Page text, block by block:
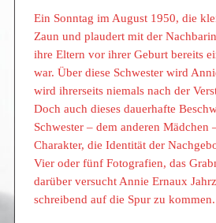
Ein Sonntag im August 1950, die
Zaun und plaudert mit der
ihre Eltern vor ihrer Geburt bereits
war. Über diese Schwester wird
wird ihrerseits niemals nach der
Doch auch dieses dauerhafte
Schwester – dem anderen
Charakter, die Identität der
Vier oder fünf Fotografien, das
darüber versucht Annie Ernaux
schreibend auf die Spur zu kommen.